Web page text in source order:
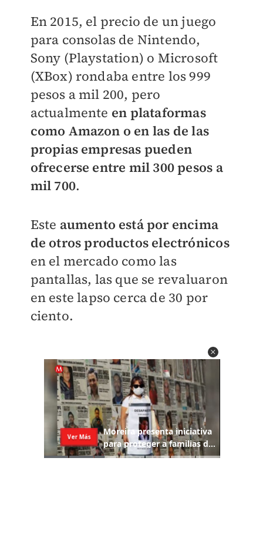
En 2015, el precio de un juego
para consolas de Nintendo,
Sony (Playstation) o Microsoft
(XBox) rondaba entre los 999
pesos a mil 200, pero
actualmente en plataformas
como Amazon o en las de las
propias empresas pueden
ofrecerse entre mil 300 pesos a
mil 700.
Este aumento está por encima
de otros productos electrónicos
en el mercado como las
pantallas, las que se revaluaron
en este lapso cerca de 30 por
ciento.